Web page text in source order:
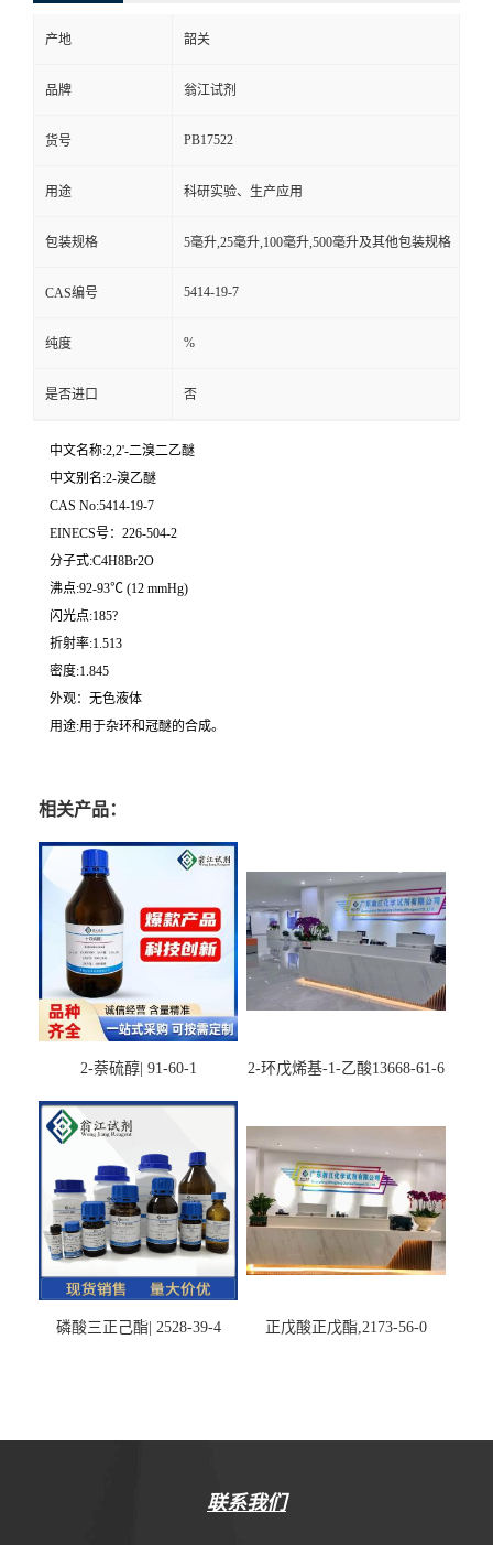
产地 韶关
品牌 翁江试剂
货号 PB17522
用途 科研实验、生产应用
包装规格 5毫升,25毫升,100毫升,500毫升及其他包装规格
CAS编号 5414-19-7
纯度 %
是否进口 否
中文名称:2,2'-二溴二乙醚
中文别名:2-溴乙醚
CAS No:5414-19-7
EINECS号：226-504-2
分子式:C4H8Br2O
沸点:92-93℃ (12 mmHg)
闪光点:185?
折射率:1.513
密度:1.845
外观：无色液体
用途:用于杂环和冠醚的合成。
相关产品：
2-萘硫醇| 91-60-1 2-环戊烯基-1-乙酸13668-61-6
磷酸三正己酯| 2528-39-4 正戊酸正戊酯,2173-56-0
联系我们